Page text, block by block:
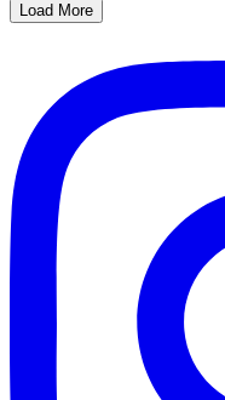
Load More